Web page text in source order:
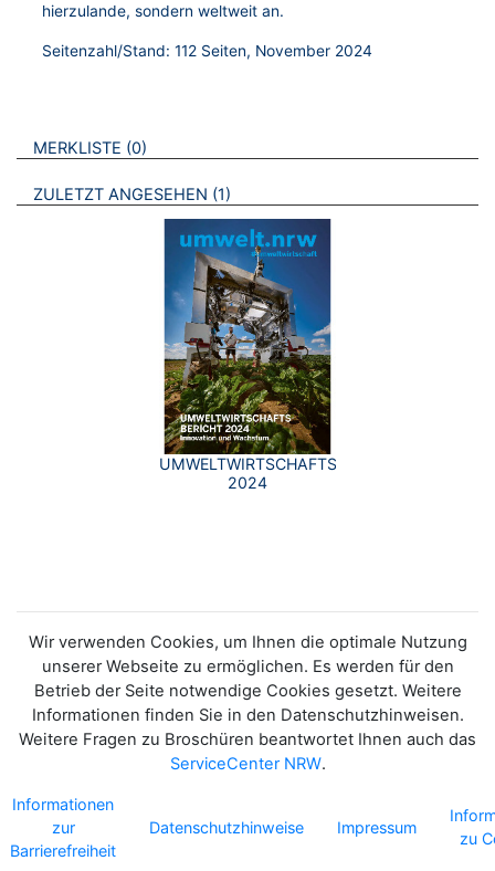
hierzulande, sondern weltweit an.
Seitenzahl/Stand: 112 Seiten, November 2024
VERWEISE AUF VERMERKTE- ODER ZULETZT ANGESEHENE
MERKLISTE 0 BROSCHÜREN
ZULETZT ANGESEHEN 1 BROSCHÜREN
UMWELTWIRTSCHAFTSBERICHT
2024
Wir verwenden Cookies, um Ihnen die optimale Nutzung
unserer Webseite zu ermöglichen. Es werden für den
Betrieb der Seite notwendige Cookies gesetzt. Weitere
Informationen finden Sie in den Datenschutzhinweisen.
Weitere Fragen zu Broschüren beantwortet Ihnen auch das
ServiceCenter NRW.
Informationen
zur
Barrierefreiheit
Datenschutzhinweise Impressum
zu